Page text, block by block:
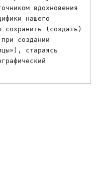
вдохновения
нашего
сохранить (создать)
создании
стараясь